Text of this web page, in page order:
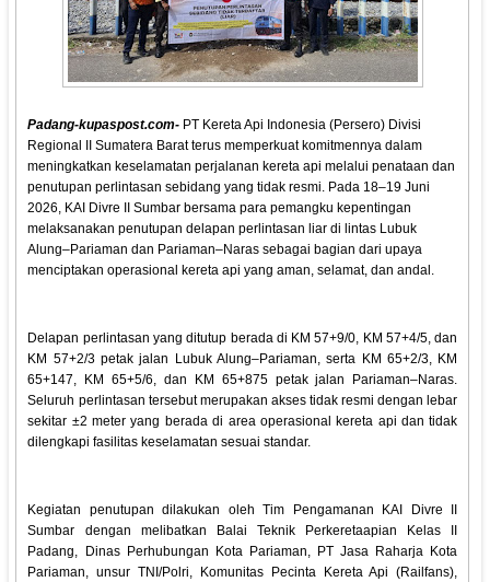
Padang-kupaspost.com- PT Kereta Api Indonesia (Persero) Divisi
Regional II Sumatera Barat terus memperkuat komitmennya dalam
meningkatkan keselamatan perjalanan kereta api melalui penataan dan
penutupan perlintasan sebidang yang tidak resmi. Pada 18–19 Juni
2026, KAI Divre II Sumbar bersama para pemangku kepentingan
melaksanakan penutupan delapan perlintasan liar di lintas Lubuk
Alung–Pariaman dan Pariaman–Naras sebagai bagian dari upaya
menciptakan operasional kereta api yang aman, selamat, dan andal.
Delapan perlintasan yang ditutup berada di KM 57+9/0, KM 57+4/5, dan
KM 57+2/3 petak jalan Lubuk Alung–Pariaman, serta KM 65+2/3, KM
65+147, KM 65+5/6, dan KM 65+875 petak jalan Pariaman–Naras.
Seluruh perlintasan tersebut merupakan akses tidak resmi dengan lebar
sekitar ±2 meter yang berada di area operasional kereta api dan tidak
dilengkapi fasilitas keselamatan sesuai standar.
Kegiatan penutupan dilakukan oleh Tim Pengamanan KAI Divre II
Sumbar dengan melibatkan Balai Teknik Perkeretaapian Kelas II
Padang, Dinas Perhubungan Kota Pariaman, PT Jasa Raharja Kota
Pariaman, unsur TNI/Polri, Komunitas Pecinta Kereta Api (Railfans),